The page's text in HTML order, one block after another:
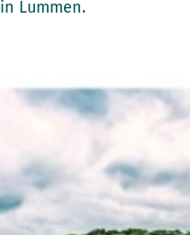
Lummen.